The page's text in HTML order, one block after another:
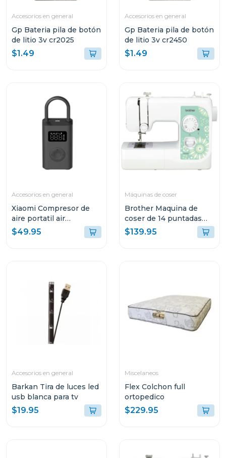
Accesorios en general
Gp Bateria pila de botón
de litio 3v cr2025
$1.49
Accesorios en general
Gp Bateria pila de botón
de litio 3v cr2450
$1.49
Accesorios en general
Xiaomi Compresor de
aire portatil air
compressor 2da gen
$49.95
Máquinas de coser
Brother Maquina de
coser de 14 puntadas
2135
$139.95
Accesorios en general
Barkan Tira de luces led
usb blanca para tv
$19.95
Miscelaneos
Flex Colchon full
ortopedico
$229.95